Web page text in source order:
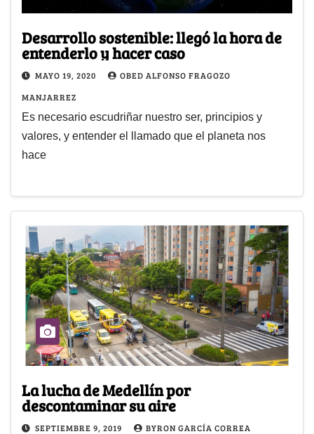
Desarrollo sostenible: llegó la hora de
entenderlo y hacer caso
MAYO 19, 2020
OBED ALFONSO FRAGOZO
MANJARREZ
Es necesario escudriñar nuestro ser, principios y
valores, y entender el llamado que el planeta nos
hace
La lucha de Medellín por
descontaminar su aire
SEPTIEMBRE 9, 2019 BYRON GARCÍA CORREA